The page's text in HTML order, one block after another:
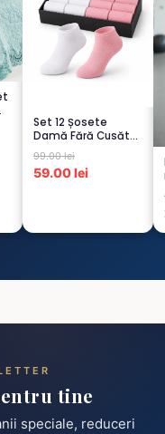
Set 12 Șosete
Damă Fără Cusături
– 6 Albe + 6 Roz –
Scu...
99.00 lei
59.00 lei
tine
speciale, reduceri